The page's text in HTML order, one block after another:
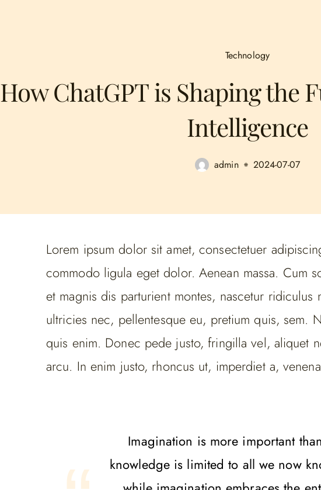
Technology
How ChatGPT is Shaping the
Intelligence
admin 2024-07-07
Lorem ipsum dolor sit amet, consectetuer
commodo ligula eget dolor. Aenean massa. Cum
et magnis dis parturient montes, nascetur ridiculus
ultricies nec, pellentesque eu, pretium quis, sem.
quis enim. Donec pede justo, fringilla vel, aliquet
arcu. In enim justo, rhoncus ut, imperdiet a,
Imagination is more important
knowledge is limited to all we now